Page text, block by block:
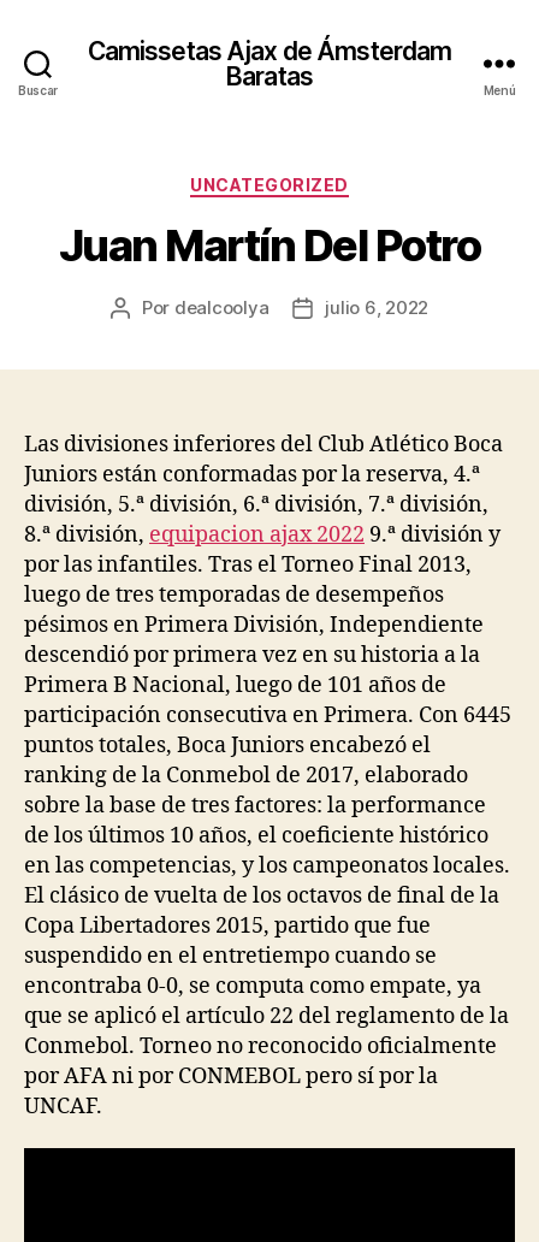
Buscar
Camissetas Ajax de Ámsterdam
Baratas
Menú
Categorías
UNCATEGORIZED
Juan Martín Del Potro
Autor
Por dealcoolya
Fechajulio 6, 2022
Las divisiones inferiores del Club Atlético Boca
Juniors están conformadas por la reserva, 4.ª
división, 5.ª división, 6.ª división, 7.ª división,
8.ª división, equipacion ajax 2022 9.ª división y
por las infantiles. Tras el Torneo Final 2013,
luego de tres temporadas de desempeños
pésimos en Primera División, Independiente
descendió por primera vez en su historia a la
Primera B Nacional, luego de 101 años de
participación consecutiva en Primera. Con 6445
puntos totales, Boca Juniors encabezó el
ranking de la Conmebol de 2017, elaborado
sobre la base de tres factores: la performance
de los últimos 10 años, el coeficiente histórico
en las competencias, y los campeonatos locales.
El clásico de vuelta de los octavos de final de la
Copa Libertadores 2015, partido que fue
suspendido en el entretiempo cuando se
encontraba 0-0, se computa como empate, ya
que se aplicó el artículo 22 del reglamento de la
Conmebol. Torneo no reconocido oficialmente
por AFA ni por CONMEBOL pero sí por la
UNCAF.